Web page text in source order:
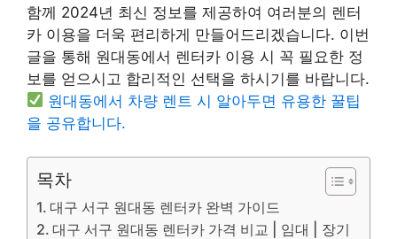
함께 2024년 최신 정보를 제공하여 여러분의 렌터
카 이용을 더욱 편리하게 만들어드리겠습니다. 이번
글을 통해 원대동에서 렌터카 이용 시 꼭 필요한 정
보를 얻으시고 합리적인 선택을 하시기를 바랍니다.
원대동에서 차량 렌트 시 알아두면 유용한 꿀팁
을 공유합니다.
목차
대구 서구 원대동 렌터카 완벽 가이드
대구 서구 원대동 렌터카 가격 비교 | 임대 | 장기